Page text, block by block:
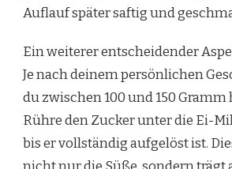
Auflauf später saftig und
Ein weiterer entscheidender
Je nach deinem persönlichen
du zwischen 100 und 150
Rühre den Zucker unter die Ei-
bis er vollständig aufgelöst ist.